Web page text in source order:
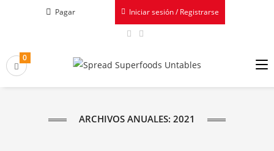
Pagar Iniciar sesión / Registrarse
0
ARCHIVOS ANUALES: 2021